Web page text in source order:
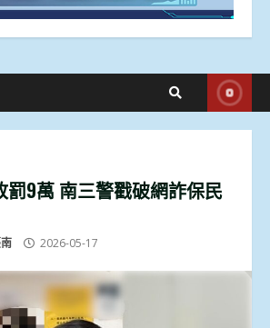
罰9萬 南三警戳破網詐保民
2026-05-17